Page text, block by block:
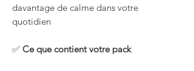
davantage de calme dans votre
quotidien
✅ Ce que contient votre pack